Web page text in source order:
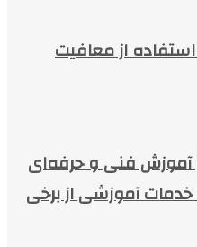
استفاده از معافیت
آموزش فنی و حرفه‌ای
خدمات آموزشی از برخی